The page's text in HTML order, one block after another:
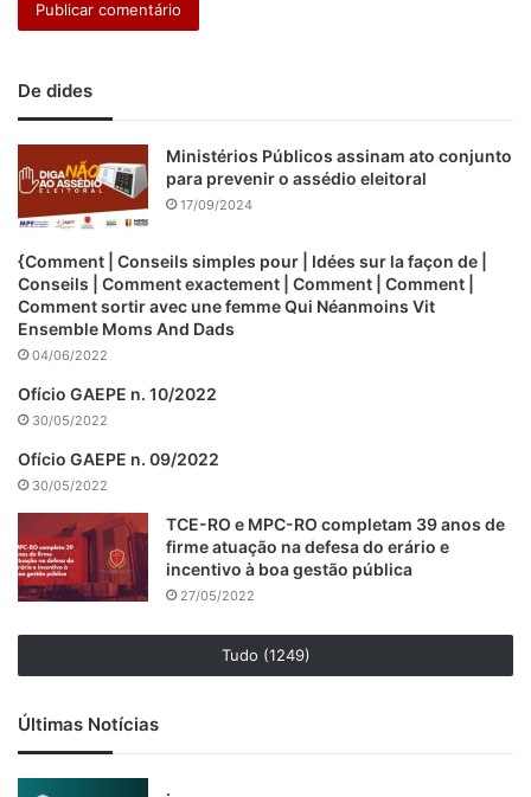
De dides
Ministérios Públicos assinam ato conjunto
para prevenir o assédio eleitoral
17/09/2024
{Comment | Conseils simples pour | Idées sur la façon de |
Conseils | Comment exactement | Comment | Comment |
Comment sortir avec une femme Qui Néanmoins Vit
Ensemble Moms And Dads
04/06/2022
Ofício GAEPE n. 10/2022
30/05/2022
Ofício GAEPE n. 09/2022
30/05/2022
TCE-RO e MPC-RO completam 39 anos de
firme atuação na defesa do erário e
incentivo à boa gestão pública
27/05/2022
Tudo (1249)
Últimas Notícias
.